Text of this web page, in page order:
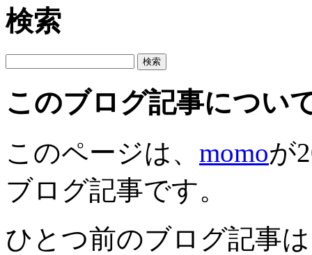
検索
このブログ記事につい
このページは、 momoが
ブログ記事です。
ひとつ前のブログ記事